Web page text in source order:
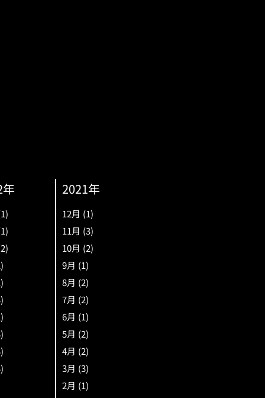
2021年
12月 (1)
11月 (3)
10月 (2)
9月 (1)
8月 (2)
7月 (2)
6月 (1)
5月 (2)
4月 (2)
3月 (3)
2月 (1)